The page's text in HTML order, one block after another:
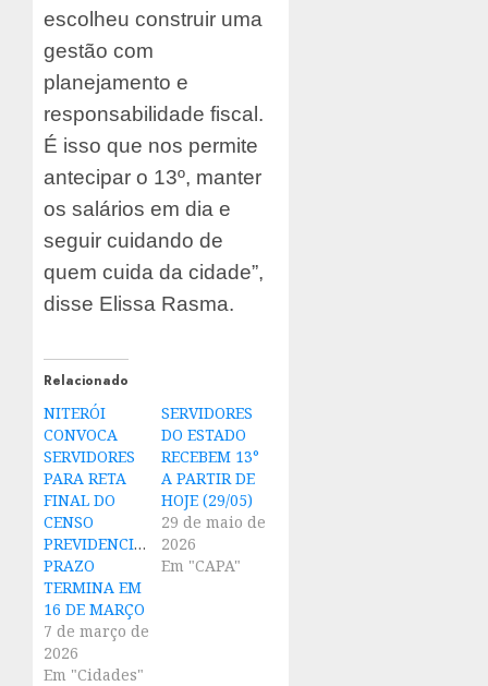
escolheu construir uma
gestão com
planejamento e
responsabilidade fiscal.
É isso que nos permite
antecipar o 13º, manter
os salários em dia e
seguir cuidando de
quem cuida da cidade”,
disse Elissa Rasma.
Relacionado
NITERÓI
CONVOCA
SERVIDORES
PARA RETA
FINAL DO
CENSO
PREVIDENCIÁRIO;
PRAZO
TERMINA EM
16 DE MARÇO
7 de março de
2026
Em "Cidades"
SERVIDORES
DO ESTADO
RECEBEM 13°
A PARTIR DE
HOJE (29/05)
29 de maio de
2026
Em "CAPA"